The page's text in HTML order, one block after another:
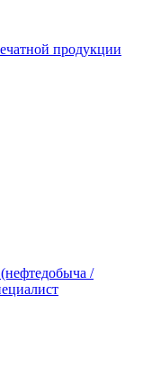
продукции
(нефтедобыча /